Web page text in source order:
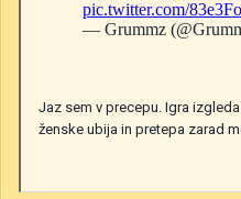
Jaz sem v precepu. Igra
ženske ubija in pretepa zarad